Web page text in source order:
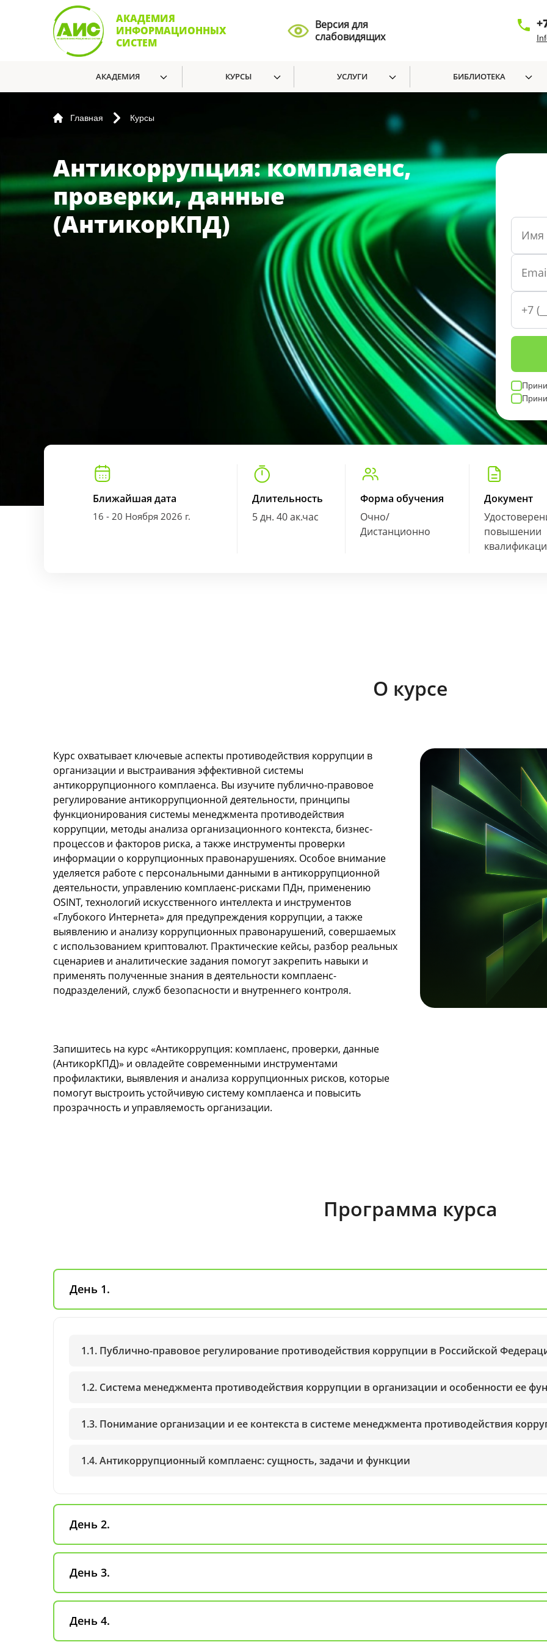
АКАДЕМИЯ
ИНФОРМАЦИОННЫХ
СИСТЕМ
Версия для
слабовидящих
АКАДЕМИЯ КУРСЫ УСЛУГИ БИБЛИОТЕКА
Главная Курсы
Антикоррупция: комплаенс,
проверки, данные
(АнтикорКПД)
Ближайшая дата
16 - 20 Ноября 2026 г.
Длительность
5 дн. 40 ак.час
Форма обучения
Очно/
Дистанционно
Документ
повышении
О курсе
Курс охватывает ключевые аспекты противодействия коррупции в
организации и выстраивания эффективной системы
антикоррупционного комплаенса. Вы изучите публично-правовое
регулирование антикоррупционной деятельности, принципы
функционирования системы менеджмента противодействия
коррупции, методы анализа организационного контекста, бизнес-
процессов и факторов риска, а также инструменты проверки
информации о коррупционных правонарушениях. Особое внимание
уделяется работе с персональными данными в антикоррупционной
деятельности, управлению комплаенс-рисками ПДн, применению
OSINT, технологий искусственного интеллекта и инструментов
«Глубокого Интернета» для предупреждения коррупции, а также
выявлению и анализу коррупционных правонарушений, совершаемых
с использованием криптовалют. Практические кейсы, разбор реальных
сценариев и аналитические задания помогут закрепить навыки и
применять полученные знания в деятельности комплаенс-
подразделений, служб безопасности и внутреннего контроля.
Запишитесь на курс «Антикоррупция: комплаенс, проверки, данные
(АнтикорКПД)» и овладейте современными инструментами
профилактики, выявления и анализа коррупционных рисков, которые
помогут выстроить устойчивую систему комплаенса и повысить
прозрачность и управляемость организации.
Программа курса
День 1.
1.1. Публично-правовое регулирование противодействия коррупции в Российской
1.2. Система менеджмента противодействия коррупции в организации и особенности ее
1.3. Понимание организации и ее контекста в системе менеджмента противодействия
1.4. Антикоррупционный комплаенс: сущность, задачи и функции
День 2.
День 3.
День 4.